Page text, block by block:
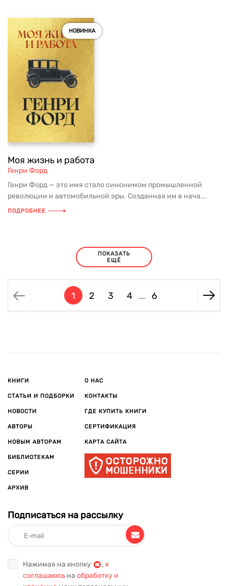
НОВИНКА
Моя жизнь и работа
Генри Форд
Генри Форд — это имя стало синонимом промышленной
революции и автомобильной эры. Созданная им в нача...
ПОДРОБНЕЕ
ПОКАЗАТЬ
ЕЩЁ
1 2 3 4 ... 6
КНИГИ
СТАТЬИ И ПОДБОРКИ
НОВОСТИ
АВТОРЫ
НОВЫМ АВТОРАМ
БИБЛИОТЕКАМ
СЕРИИ
АРХИВ
О НАС
КОНТАКТЫ
ГДЕ КУПИТЬ КНИГИ
СЕРТИФИКАЦИЯ
КАРТА САЙТА
Подписаться на рассылку
Нажимая на кнопку , я
соглашаюсь на обработку и